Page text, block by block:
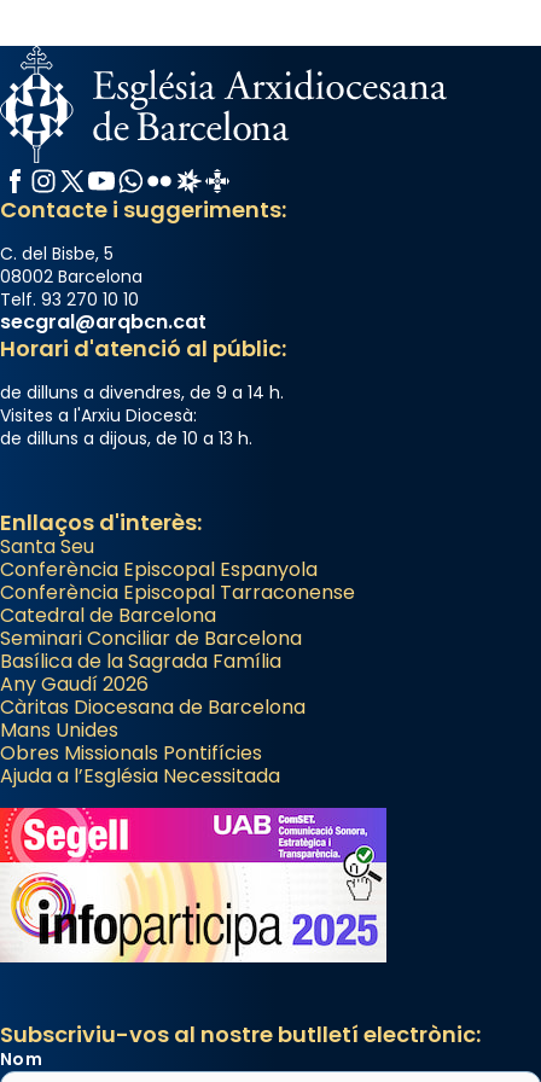
Facebook
Instagram
X / Twitter
YouTube
WhatsApp
FlickrRadio Estel
Catalunya Cristiana
Contacte i suggeriments:
C. del Bisbe, 5
08002 Barcelona
Telf. 93 270 10 10
secgral@arqbcn.cat
Horari d'atenció al públic:
de dilluns a divendres, de 9 a 14 h.
Visites a l'Arxiu Diocesà:
de dilluns a dijous, de 10 a 13 h.
Enllaços d'interès:
Santa Seu
Conferència Episcopal Espanyola
Conferència Episcopal Tarraconense
Catedral de Barcelona
Seminari Conciliar de Barcelona
Basílica de la Sagrada Família
Any Gaudí 2026
Càritas Diocesana de Barcelona
Mans Unides
Obres Missionals Pontifícies
Ajuda a l’Església Necessitada
Subscriviu-vos al nostre butlletí electrònic:
Nom